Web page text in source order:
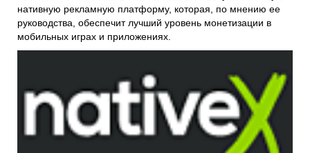
нативную рекламную платформу, которая, по мнению ее
руководства, обеспечит лучший уровень монетизации в
мобильных играх и приложениях.